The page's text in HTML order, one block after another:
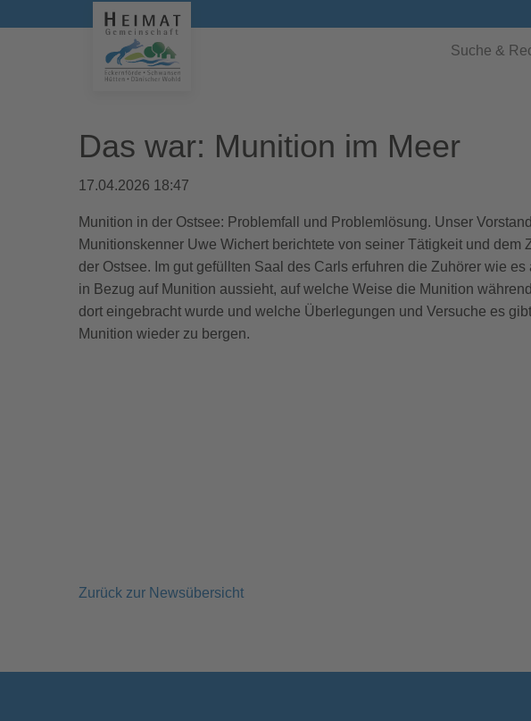
Suche &
Das war: Munition im Meer
17.04.2026 18:47
Munition in der Ostsee: Problemfall und Problemlösung. Unser
Munitionskenner Uwe Wichert berichtete von seiner Tätigkeit und dem
der Ostsee. Im gut gefüllten Saal des Carls erfuhren die Zuhörer wie es
in Bezug auf Munition aussieht, auf welche Weise die Munition
dort eingebracht wurde und welche Überlegungen und Versuche es
Munition wieder zu bergen.
Zurück zur Newsübersicht